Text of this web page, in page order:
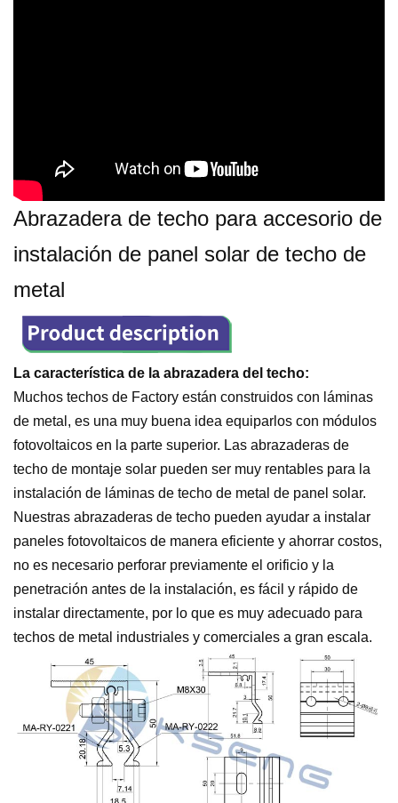
Abrazadera de techo para accesorio de
instalación de panel solar de techo de
metal
La característica de la abrazadera del techo:
Muchos techos de Factory están construidos con láminas
de metal, es una muy buena idea equiparlos con módulos
fotovoltaicos en la parte superior. Las abrazaderas de
techo de montaje solar pueden ser muy rentables para la
instalación de láminas de techo de metal de panel solar.
Nuestras abrazaderas de techo pueden ayudar a instalar
paneles fotovoltaicos de manera eficiente y ahorrar costos,
no es necesario perforar previamente el orificio y la
penetración antes de la instalación, es fácil y rápido de
instalar directamente, por lo que es muy adecuado para
techos de metal industriales y comerciales a gran escala.